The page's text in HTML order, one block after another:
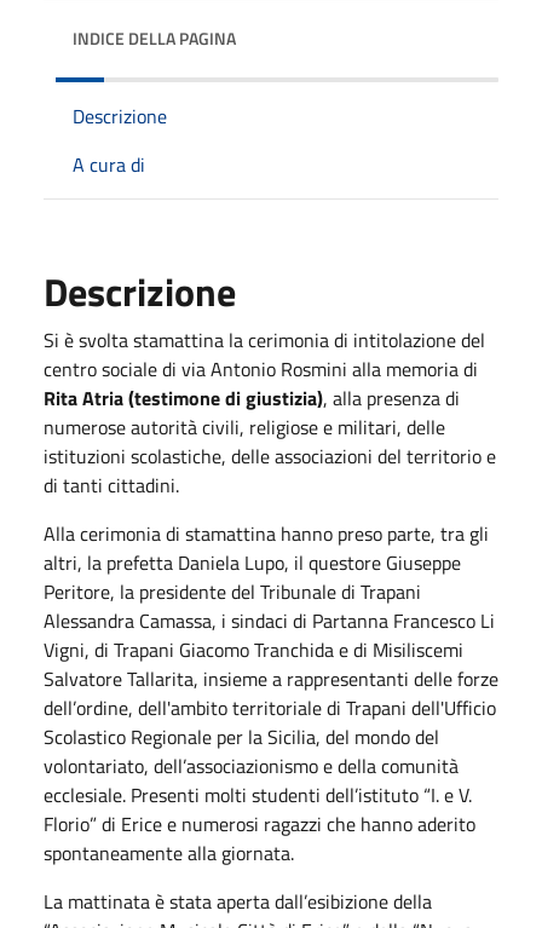
INDICE DELLA PAGINA
Descrizione
A cura di
Descrizione
Si è svolta stamattina la cerimonia di intitolazione del
centro sociale di via Antonio Rosmini alla memoria di
Rita Atria (testimone di giustizia), alla presenza di
numerose autorità civili, religiose e militari, delle
istituzioni scolastiche, delle associazioni del territorio e
di tanti cittadini.
Alla cerimonia di stamattina hanno preso parte, tra gli
altri, la prefetta Daniela Lupo, il questore Giuseppe
Peritore, la presidente del Tribunale di Trapani
Alessandra Camassa, i sindaci di Partanna Francesco Li
Vigni, di Trapani Giacomo Tranchida e di Misiliscemi
Salvatore Tallarita, insieme a rappresentanti delle forze
dell’ordine, dell'ambito territoriale di Trapani dell'Ufficio
Scolastico Regionale per la Sicilia, del mondo del
volontariato, dell’associazionismo e della comunità
ecclesiale. Presenti molti studenti dell’istituto “I. e V.
Florio” di Erice e numerosi ragazzi che hanno aderito
spontaneamente alla giornata.
La mattinata è stata aperta dall’esibizione della